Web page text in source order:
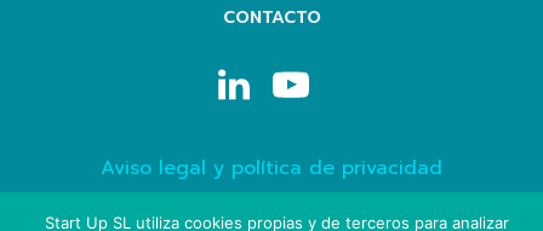
CONTACTO
Aviso legal y política de privacidad
Política de cookies
Start Up SL utiliza cookies propias y de terceros para analizar